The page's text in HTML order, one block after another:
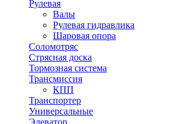
Рулевая
Валы
Рулевая гидравлика
Шаровая опора
Соломотряс
Стрясная доска
Тормозная система
Трансмиссия
КПП
Транспортер
Универсальные
Элеватор